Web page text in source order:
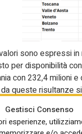
Gestisci Consenso
esperienze,
sono espressi in
per disponibilità
con 232,4 milioni
da queste risultanze
che le Regioni
nella
copertura inferiore